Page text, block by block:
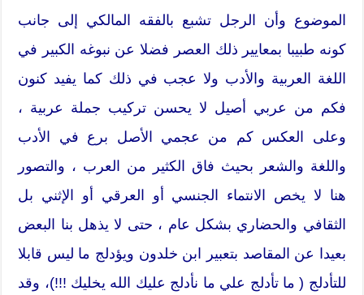
الموضوع وأن الرجل تشبع بالفقه المالكي إلى جانب
كونه طبيبا بمعايير ذلك العصر فضلا عن نبوغه الكبير في
اللغة العربية والأدب ولا عجب في ذلك كما يفيد كنون
فكم من عربي أصيل لا يحسن تركيب جملة عربية ،
وعلى العكس كم من عجمي الأصل برع في الأدب
واللغة والشعر بحيث فاق الكثير من العرب ، والتصور
هنا لا يخص الانتماء الجنسي أو العرقي أو الإثني بل
الثقافي والحضاري بشكل عام ، حتى لا يذهل بنا البعض
بعيدا عن المقاصد بتعبير ابن خلدون ويؤدلج ما ليس قابلا
للتأدلج ( ما تأدلج علي ما نأدلج عليك الله يخليك !!!)، وقد